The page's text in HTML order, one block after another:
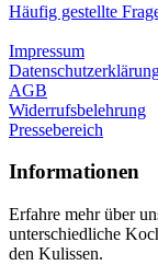
Häufig gestellte
Impressum
AGB
Widerrufsbelehrung
Pressebereich
Informationen
Erfahre mehr über
unterschiedliche
den Kulissen.